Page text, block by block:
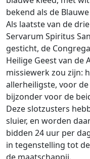
bekend als de
Als laatste van de
Servarum Spiritus
gesticht, de
Heilige Geest van de
missiewerk zou zijn:
allerheiligste, voor
bijzonder voor de
Deze slotzusters
sluier, en worden
bidden 24 uur per
in tegenstelling tot